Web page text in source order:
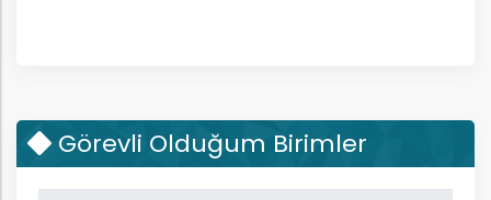
Görevli Olduğum Birimler